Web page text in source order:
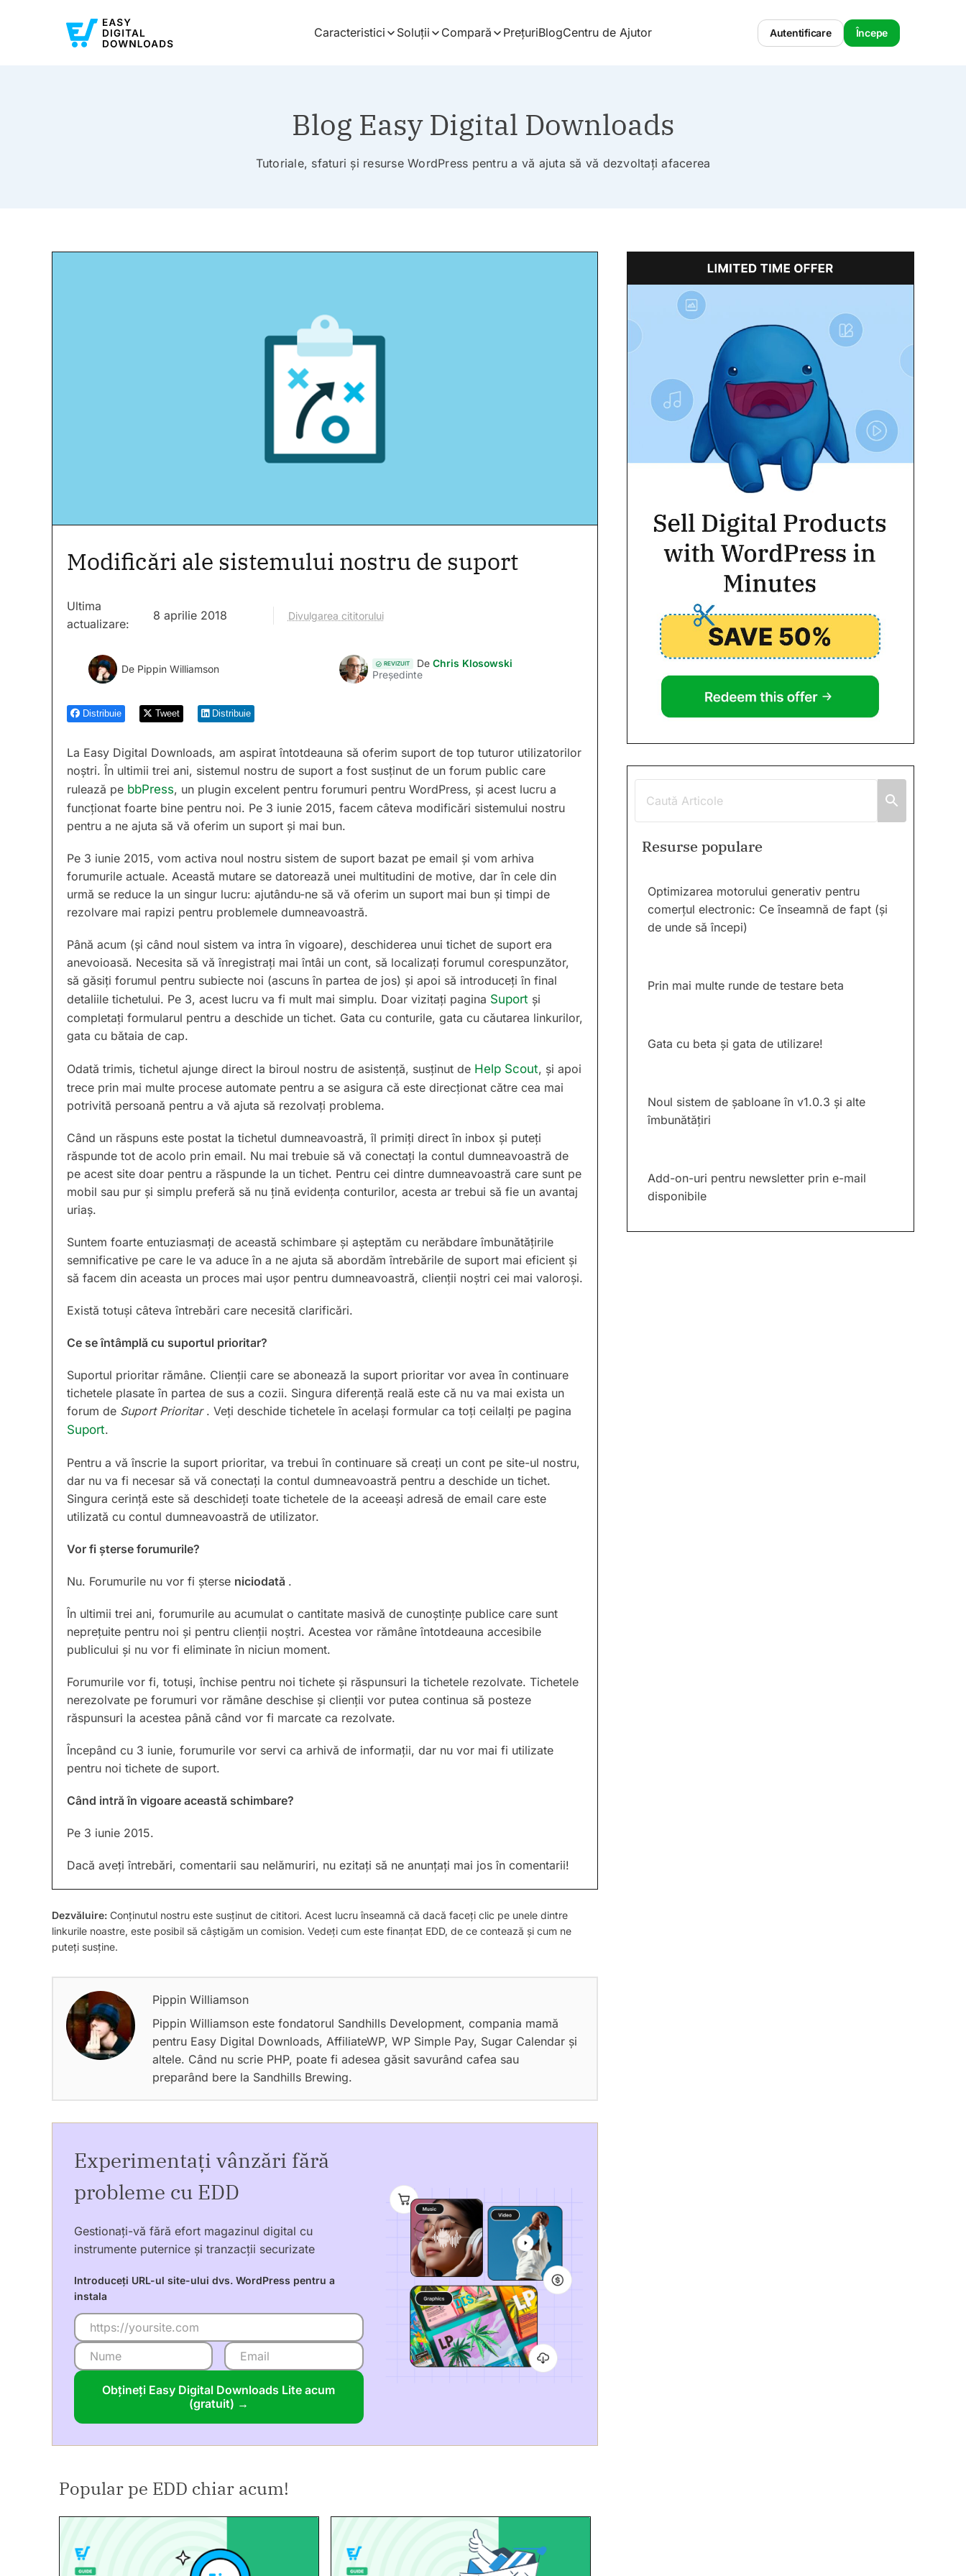
Caracteristici Soluții Compară PrețuriBlogCentru de Ajutor Autentificare Începe
Blog Easy Digital Downloads
Tutoriale, sfaturi și resurse WordPress pentru a vă ajuta să vă dezvoltați afacerea
Modificări ale sistemului nostru de suport
Ultima
actualizare:
8 aprilie 2018 Divulgarea cititorului
De Pippin Williamson REVIZUIT De Chris Klosowski
Președinte
Distribuie Tweet Distribuie
La Easy Digital Downloads, am aspirat întotdeauna să oferim suport de top tuturor utilizatorilor
noștri. În ultimii trei ani, sistemul nostru de suport a fost susținut de un forum public care
rulează pe bbPress, un plugin excelent pentru forumuri pentru WordPress, și acest lucru a
funcționat foarte bine pentru noi. Pe 3 iunie 2015, facem câteva modificări sistemului nostru
pentru a ne ajuta să vă oferim un suport și mai bun.
Pe 3 iunie 2015, vom activa noul nostru sistem de suport bazat pe email și vom arhiva
forumurile actuale. Această mutare se datorează unei multitudini de motive, dar în cele din
urmă se reduce la un singur lucru: ajutându-ne să vă oferim un suport mai bun și timpi de
rezolvare mai rapizi pentru problemele dumneavoastră.
Până acum (și când noul sistem va intra în vigoare), deschiderea unui tichet de suport era
anevoioasă. Necesita să vă înregistrați mai întâi un cont, să localizați forumul corespunzător,
să găsiți forumul pentru subiecte noi (ascuns în partea de jos) și apoi să introduceți în final
detaliile tichetului. Pe 3, acest lucru va fi mult mai simplu. Doar vizitați pagina Suport și
completați formularul pentru a deschide un tichet. Gata cu conturile, gata cu căutarea linkurilor,
gata cu bătaia de cap.
Odată trimis, tichetul ajunge direct la biroul nostru de asistență, susținut de Help Scout, și apoi
trece prin mai multe procese automate pentru a se asigura că este direcționat către cea mai
potrivită persoană pentru a vă ajuta să rezolvați problema.
Când un răspuns este postat la tichetul dumneavoastră, îl primiți direct în inbox și puteți
răspunde tot de acolo prin email. Nu mai trebuie să vă conectați la contul dumneavoastră de
pe acest site doar pentru a răspunde la un tichet. Pentru cei dintre dumneavoastră care sunt pe
mobil sau pur și simplu preferă să nu țină evidența conturilor, acesta ar trebui să fie un avantaj
uriaș.
Suntem foarte entuziasmați de această schimbare și așteptăm cu nerăbdare îmbunătățirile
semnificative pe care le va aduce în a ne ajuta să abordăm întrebările de suport mai eficient și
să facem din aceasta un proces mai ușor pentru dumneavoastră, clienții noștri cei mai valoroși.
Există totuși câteva întrebări care necesită clarificări.
Ce se întâmplă cu suportul prioritar?
Suportul prioritar rămâne. Clienții care se abonează la suport prioritar vor avea în continuare
tichetele plasate în partea de sus a cozii. Singura diferență reală este că nu va mai exista un
forum de Suport Prioritar . Veți deschide tichetele în același formular ca toți ceilalți pe pagina
Suport.
Pentru a vă înscrie la suport prioritar, va trebui în continuare să creați un cont pe site-ul nostru,
dar nu va fi necesar să vă conectați la contul dumneavoastră pentru a deschide un tichet.
Singura cerință este să deschideți toate tichetele de la aceeași adresă de email care este
utilizată cu contul dumneavoastră de utilizator.
Vor fi șterse forumurile?
Nu. Forumurile nu vor fi șterse niciodată .
În ultimii trei ani, forumurile au acumulat o cantitate masivă de cunoștințe publice care sunt
neprețuite pentru noi și pentru clienții noștri. Acestea vor rămâne întotdeauna accesibile
publicului și nu vor fi eliminate în niciun moment.
Forumurile vor fi, totuși, închise pentru noi tichete și răspunsuri la tichetele rezolvate. Tichetele
nerezolvate pe forumuri vor rămâne deschise și clienții vor putea continua să posteze
răspunsuri la acestea până când vor fi marcate ca rezolvate.
Începând cu 3 iunie, forumurile vor servi ca arhivă de informații, dar nu vor mai fi utilizate
pentru noi tichete de suport.
Când intră în vigoare această schimbare?
Pe 3 iunie 2015.
Dacă aveți întrebări, comentarii sau nelămuriri, nu ezitați să ne anunțați mai jos în comentarii!
Resurse populare
Optimizarea motorului generativ pentru
comerțul electronic: Ce înseamnă de fapt (și
de unde să începi)
Prin mai multe runde de testare beta
Gata cu beta și gata de utilizare!
Noul sistem de șabloane în v1.0.3 și alte
îmbunătățiri
Add-on-uri pentru newsletter prin e-mail
disponibile
Dezvăluire: Conținutul nostru este susținut de cititori. Acest lucru înseamnă că dacă faceți clic pe unele dintre
linkurile noastre, este posibil să câștigăm un comision. Vedeți cum este finanțat EDD, de ce contează și cum ne
puteți susține.
Pippin Williamson
Pippin Williamson este fondatorul Sandhills Development, compania mamă
pentru Easy Digital Downloads, AffiliateWP, WP Simple Pay, Sugar Calendar și
altele. Când nu scrie PHP, poate fi adesea găsit savurând cafea sau
preparând bere la Sandhills Brewing.
Experimentați vânzări fără
probleme cu EDD
Gestionați-vă fără efort magazinul digital cu
instrumente puternice și tranzacții securizate
Introduceți URL-ul site-ului dvs. WordPress pentru a
instala
Obțineți Easy Digital Downloads Lite acum
(gratuit) →
Popular pe EDD chiar acum!